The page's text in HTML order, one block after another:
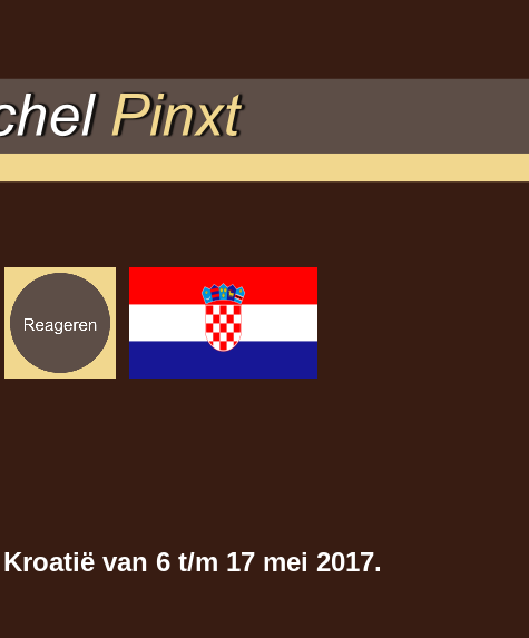
van 6 t/m 17 mei 2017.